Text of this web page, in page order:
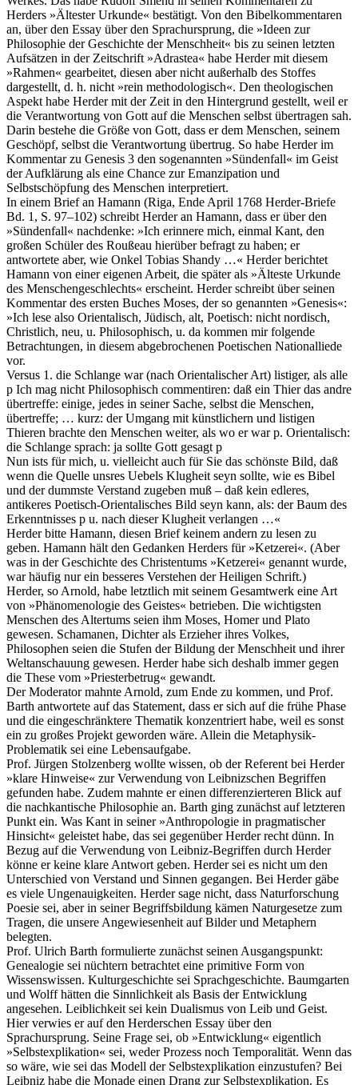
Herders »Ältester Urkunde« bestätigt. Von den Bibelkommentaren
an, über den Essay über den Sprachursprung, die »Ideen zur
Philosophie der Geschichte der Menschheit« bis zu seinen letzten
Aufsätzen in der Zeitschrift »Adrastea« habe Herder mit diesem
»Rahmen« gearbeitet, diesen aber nicht außerhalb des Stoffes
dargestellt, d. h. nicht »rein methodologisch«. Den theologischen
Aspekt habe Herder mit der Zeit in den Hintergrund gestellt, weil er
die Verantwortung von Gott auf die Menschen selbst übertragen sah.
Darin bestehe die Größe von Gott, dass er dem Menschen, seinem
Geschöpf, selbst die Verantwortung übertrug. So habe Herder im
Kommentar zu Genesis 3 den sogenannten »Sündenfall« im Geist
der Aufklärung als eine Chance zur Emanzipation und
Selbstschöpfung des Menschen interpretiert.
In einem Brief an Hamann (Riga, Ende April 1768 Herder-Briefe
Bd. 1, S. 97–102) schreibt Herder an Hamann, dass er über den
»Sündenfall« nachdenke: »Ich erinnere mich, einmal Kant, den
großen Schüler des Roußeau hierüber befragt zu haben; er
antwortete aber, wie Onkel Tobias Shandy …« Herder berichtet
Hamann von einer eigenen Arbeit, die später als »Älteste Urkunde
des Menschengeschlechts« erscheint. Herder schreibt über seinen
Kommentar des ersten Buches Moses, der so genannten »Genesis«:
»Ich lese also Orientalisch, Jüdisch, alt, Poetisch: nicht nordisch,
Christlich, neu, u. Philosophisch, u. da kommen mir folgende
Betrachtungen, in diesem abgebrochenen Poetischen Nationalliede
vor.
Versus 1. die Schlange war (nach Orientalischer Art) listiger, als alle
p Ich mag nicht Philosophisch commentiren: daß ein Thier das andre
übertreffe: einige, jedes in seiner Sache, selbst die Menschen,
übertreffe; … kurz: der Umgang mit künstlichern und listigen
Thieren brachte den Menschen weiter, als wo er war p. Orientalisch:
die Schlange sprach: ja sollte Gott gesagt p
Nun ists für mich, u. vielleicht auch für Sie das schönste Bild, daß
wenn die Quelle unsres Uebels Klugheit seyn sollte, wie es Bibel
und der dummste Verstand zugeben muß – daß kein edleres,
antikeres Poetisch-Orientalisches Bild seyn kann, als: der Baum des
Erkenntnisses p u. nach dieser Klugheit verlangen …«
Herder bitte Hamann, diesen Brief keinem andern zu lesen zu
geben. Hamann hält den Gedanken Herders für »Ketzerei«. (Aber
was in der Geschichte des Christentums »Ketzerei« genannt wurde,
war häufig nur ein besseres Verstehen der Heiligen Schrift.)
Herder, so Arnold, habe letztlich mit seinem Gesamtwerk eine Art
von »Phänomenologie des Geistes« betrieben. Die wichtigsten
Menschen des Altertums seien ihm Moses, Homer und Plato
gewesen. Schamanen, Dichter als Erzieher ihres Volkes,
Philosophen seien die Stufen der Bildung der Menschheit und ihrer
Weltanschauung gewesen. Herder habe sich deshalb immer gegen
die These vom »Priesterbetrug« gewandt.
Der Moderator mahnte Arnold, zum Ende zu kommen, und Prof.
Barth antwortete auf das Statement, dass er sich auf die frühe Phase
und die eingeschränktere Thematik konzentriert habe, weil es sonst
ein zu großes Projekt geworden wäre. Allein die Metaphysik-
Problematik sei eine Lebensaufgabe.
Prof. Jürgen Stolzenberg wollte wissen, ob der Referent bei Herder
»klare Hinweise« zur Verwendung von Leibnizschen Begriffen
gefunden habe. Zudem mahnte er einen differenzierteren Blick auf
die nachkantische Philosophie an. Barth ging zunächst auf letzteren
Punkt ein. Was Kant in seiner »Anthropologie in pragmatischer
Hinsicht« geleistet habe, das sei gegenüber Herder recht dünn. In
Bezug auf die Verwendung von Leibniz-Begriffen durch Herder
könne er keine klare Antwort geben. Herder sei es nicht um den
Unterschied von Verstand und Sinnen gegangen. Bei Herder gäbe
es viele Ungenauigkeiten. Herder sage nicht, dass Naturforschung
Poesie sei, aber in seiner Begriffsbildung kämen Naturgesetze zum
Tragen, die unsere Angewiesenheit auf Bilder und Metaphern
belegten.
Prof. Ulrich Barth formulierte zunächst seinen Ausgangspunkt:
Genealogie sei nüchtern betrachtet eine primitive Form von
Wissenswissen. Kulturgeschichte sei Sprachgeschichte. Baumgarten
und Wolff hätten die Sinnlichkeit als Basis der Entwicklung
angesehen. Leiblichkeit sei kein Dualismus von Leib und Geist.
Hier verwies er auf den Herderschen Essay über den
Sprachursprung. Seine Frage sei, ob »Entwicklung« eigentlich
»Selbstexplikation« sei, weder Prozess noch Temporalität. Wenn das
so wäre, wie sei das Modell der Selbstexplikation einzustufen? Bei
Leibniz habe die Monade einen Drang zur Selbstexplikation. Es